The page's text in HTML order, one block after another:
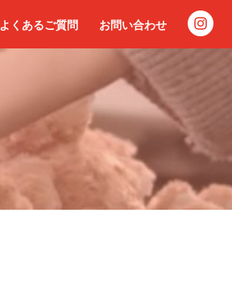
よくあるご質問 お問い合わせ